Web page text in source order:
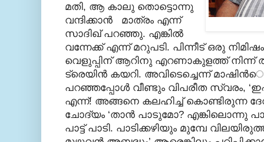
മതി, ആ കാലു തൊട്ടൊന്നു
വന്ദിക്കാന്‍ മാത്രം എന്ന്
സാദിഖ് പറഞ്ഞു. എങ്കില്‍
വന്നേക്ക് എന്ന് മറുപടി. പിന്നീട് ഒരു
വെളുപ്പിന് ആറിനു എറണാകുളത്ത് നിന്ന്
ട്രെയിന്‍ കയറി. അവിടെച്ചെന്ന്
പറഞ്ഞപ്പോള്‍ വീണ്ടും വിപരീത സ്വരം,
എന്ന്! അങ്ങനെ കലഹിച്ച് കൊണ്ടിരുന്ന
ചോദ്യം ‘താന്‍ പാടുമോ? എങ്കിലൊന്നു
പാട്ട് പാടി. പാടിക്കഴിയും മുമ്പേ